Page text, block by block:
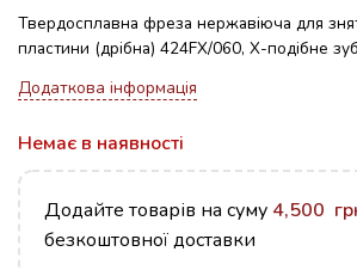
Твердосплавна фреза нержавіюча для
пластини (дрібна) 424FX/060, Х-подібне
Додаткова інформація
Немає в наявності
Додайте товарів на суму 4,500
безкоштовної доставки